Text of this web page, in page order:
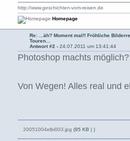
http://www.geschichten-vom-reisen.de
Homepage
Re: ...äh? Moment mal!! Fröhliche
Touren...
Antwort #2 -24.07.2011 um 13:41:44
Photoshop machts möglich?
Von Wegen! Alles real und
20051004elbi003.jpg (95 KB | )